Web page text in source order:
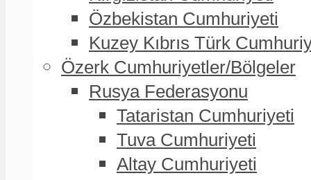
Özbekistan Cumhuriyeti
Kuzey Kıbrıs Türk
Özerk Cumhuriyetler/Bölgeler
Rusya Federasyonu
Tataristan Cumhuriyeti
Tuva Cumhuriyeti
Altay Cumhuriyeti